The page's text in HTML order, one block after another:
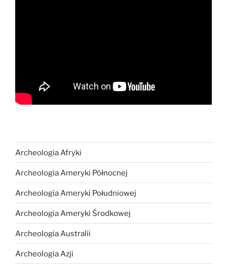
Archeologia Afryki
Archeologia Ameryki Północnej
Archeologia Ameryki Południowej
Archeologia Ameryki Środkowej
Archeologia Australii
Archeologia Azji